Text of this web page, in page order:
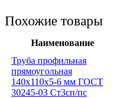
Похожие товары
Наименование
Труба профильная
прямоугольная
140x110x5-6 мм ГОСТ
30245-03 Ст3сп/пс